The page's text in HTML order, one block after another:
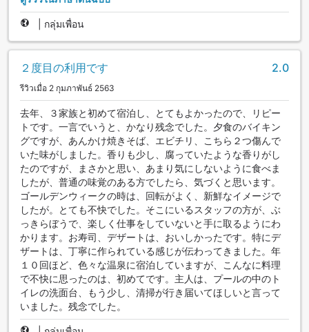
กลุ่มเพื่อน
２度目の利用です 2.0
รีวิวเมื่อ 2 กุมภาพันธ์ 2563
去年、３家族と初めて宿泊し、とてもよかったので、リピー
トです。一言でいうと、かなり残念でした。夕食のバイキン
グですが、あんかけ焼きそば、エビチリ、こちら２つ傷んで
いた味がしました。香りも少し、腐っていたような香りがし
たのですが、まさかと思い、あまり気にしないように食べま
したが、普通の味覚のある方でしたら、気づくと思います。
ゴールデンウィークの時は、回転がよく、新鮮なイメージで
したが。とても不快でした。そこにいるスタッフの方が、ぶ
っきらぼうで、楽しく仕事をしていないと手に取るようにわ
かります。お寿司、デザートは、おいしかったです。特にデ
ザートは、丁寧に作られている感じが伝わってきました。年
１０回ほど、色々な温泉に宿泊していますが、こんなに料理
で不快に思ったのは、初めてです。主人は、プールの中のト
イレの洗面台、もう少し、清掃が行き届いてほしいと言って
いました。残念でした。